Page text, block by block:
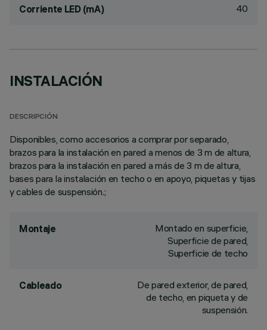
Corriente LED (mA) 40
INSTALACIÓN
DESCRIPCIÓN
Disponibles, como accesorios a comprar por separado,
brazos para la instalación en pared a menos de 3 m de altura,
brazos para la instalación en pared a más de 3 m de altura,
bases para la instalación en techo o en apoyo, piquetas y tijas
y cables de suspensión.;
Montaje
Montado en superficie,
Superficie de pared,
Superficie de techo
Cableado
De pared exterior, de pared,
de techo, en piqueta y de
suspensión.